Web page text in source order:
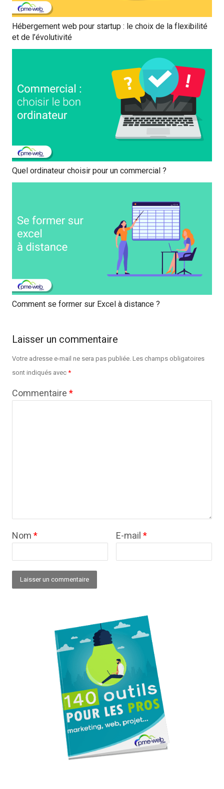
Hébergement web pour startup : le choix de la flexibilité
et de l’évolutivité
Quel ordinateur choisir pour un commercial ?
Comment se former sur Excel à distance ?
Laisser un commentaire
Votre adresse e-mail ne sera pas publiée.Les champs obligatoires
sont indiqués avec*
Commentaire*
Nom* E-mail*